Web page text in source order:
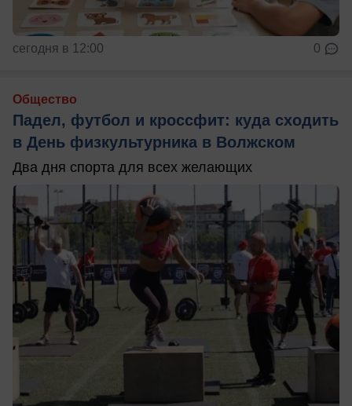
сегодня в 12:00 0
Общество
Падел, футбол и кроссфит: куда сходить
в День физкультурника в Волжском
Два дня спорта для всех желающих